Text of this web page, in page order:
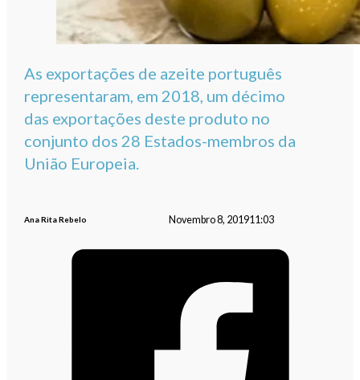
As exportações de azeite português
representaram, em 2018, um décimo
das exportações deste produto no
conjunto dos 28 Estados-membros da
União Europeia.
Ana Rita Rebelo Novembro 8, 201911:03